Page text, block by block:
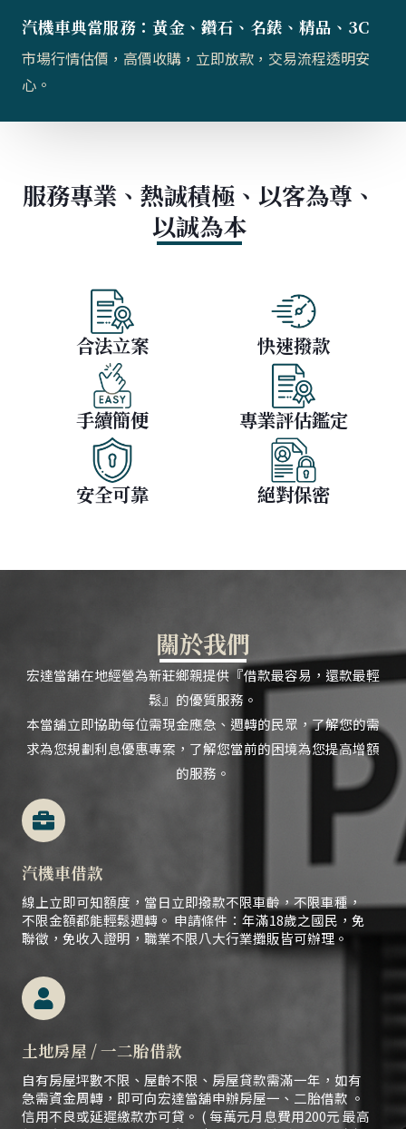
汽機車典當服務：黃金、鑽石、名錶、精品、3C
市場行情估價，高價收購，立即放款，交易流程透明安
心。
服務專業、熱誠積極、以客為尊、
以誠為本
合法立案 快速撥款
手續簡便 專業評估鑑定
安全可靠 絕對保密
關於我們
宏達當舖在地經營為新莊鄉親提供『借款最容易，還款最輕
鬆』的優質服務。
本當舖立即協助每位需現金應急、 週轉的民眾，了解您的需
求為您規劃利息優惠專案，了解您當前的困境為您提高增額
的服務。
汽機車借款
線上立即可知額度，當日立即撥款不限車齡，不限車種，
不限金額都能輕鬆週轉。 申請條件：年滿18歲之國民，免
聯徵，免收入證明，職業不限八大行業攤販皆可辦理。
土地房屋 / 一二胎借款
自有房屋坪數不限、屋齡不限、房屋貸款需滿一年，如有
急需資金周轉，即可向宏達當舖申辦房屋一、二胎借款 。
信用不良或延遲繳款亦可貸。 ( 每萬元月息費用200元 最高